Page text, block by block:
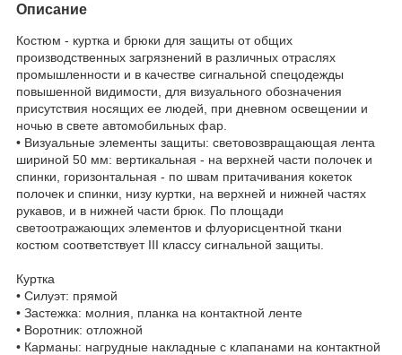
Описание
Костюм - куртка и брюки для защиты от общих
производственных загрязнений в различных отраслях
промышленности и в качестве сигнальной спецодежды
повышенной видимости, для визуального обозначения
присутствия носящих ее людей, при дневном освещении и
ночью в свете автомобильных фар.
• Визуальные элементы защиты: световозвращающая лента
шириной 50 мм: вертикальная - на верхней части полочек и
спинки, горизонтальная - по швам притачивания кокеток
полочек и спинки, низу куртки, на верхней и нижней частях
рукавов, и в нижней части брюк. По площади
светоотражающих элементов и флуорисцентной ткани
костюм соответствует III классу сигнальной защиты.
Куртка
• Силуэт: прямой
• Застежка: молния, планка на контактной ленте
• Воротник: отложной
• Карманы: нагрудные накладные с клапанами на контактной